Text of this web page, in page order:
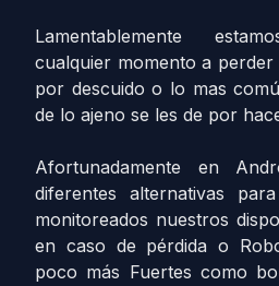
Lamentablemente
cualquier momento a
por descuido o lo mas
de lo ajeno se les de por
Afortunadamente en
diferentes alternativas
monitoreados nuestros
en caso de pérdida o
poco más Fuertes como